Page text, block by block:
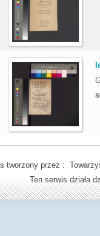
tworzony przez :
Ten serwis działa